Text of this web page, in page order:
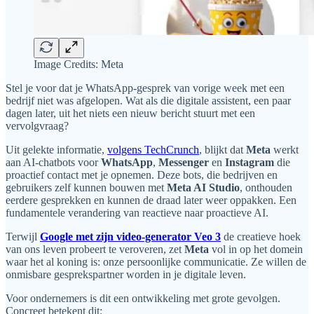
Image Credits: Meta
Stel je voor dat je WhatsApp-gesprek van vorige week met een
bedrijf niet was afgelopen. Wat als die digitale assistent, een paar
dagen later, uit het niets een nieuw bericht stuurt met een
vervolgvraag?
Uit gelekte informatie, volgens TechCrunch, blijkt dat Meta werkt
aan AI-chatbots voorWhatsApp, Messenger en Instagram die
proactief contact met je opnemen. Deze bots, die bedrijven en
gebruikers zelf kunnen bouwen met Meta AI Studio, onthouden
eerdere gesprekken en kunnen de draad later weer oppakken. Een
fundamentele verandering van reactieve naar proactieve AI.
Terwijl Google met zijn video-generator Veo 3 de creatieve hoek
van ons leven probeert te veroveren, zet Meta vol in op het domein
waar het al koning is: onze persoonlijke communicatie. Ze willen de
onmisbare gesprekspartner worden in je digitale leven.
Voor ondernemers is dit een ontwikkeling met grote gevolgen.
Concreet betekent dit: